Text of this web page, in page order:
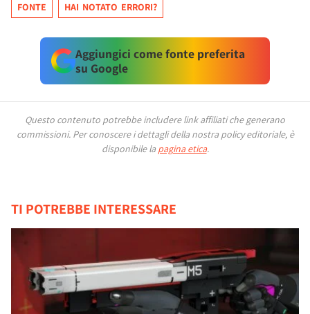
FONTE HAI NOTATO ERRORI?
Aggiungici come fonte preferita
su Google
Questo contenuto potrebbe includere link affiliati che generano
commissioni. Per conoscere i dettagli della nostra policy editoriale, è
disponibile la pagina etica.
TI POTREBBE INTERESSARE